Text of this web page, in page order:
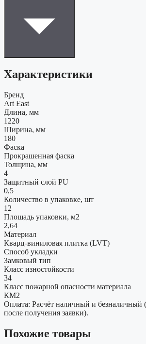
Характеристики
Бренд
Art East
Длина, мм
1220
Ширина, мм
180
Фаска
Прокрашенная фаска
Толщина, мм
4
Защитный слой PU
0,5
Количество в упаковке, шт
12
Площадь упаковки, м2
2,64
Материал
Кварц-виниловая плитка (LVT)
Способ укладки
Замковый тип
Класс изностойкости
34
Класс пожарной опасности материала
КМ2
Оплата: Расчёт наличный и безналичный
после получения заявки).
Похожие товары